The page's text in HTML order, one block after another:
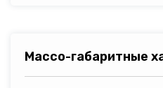
Массо-габаритные